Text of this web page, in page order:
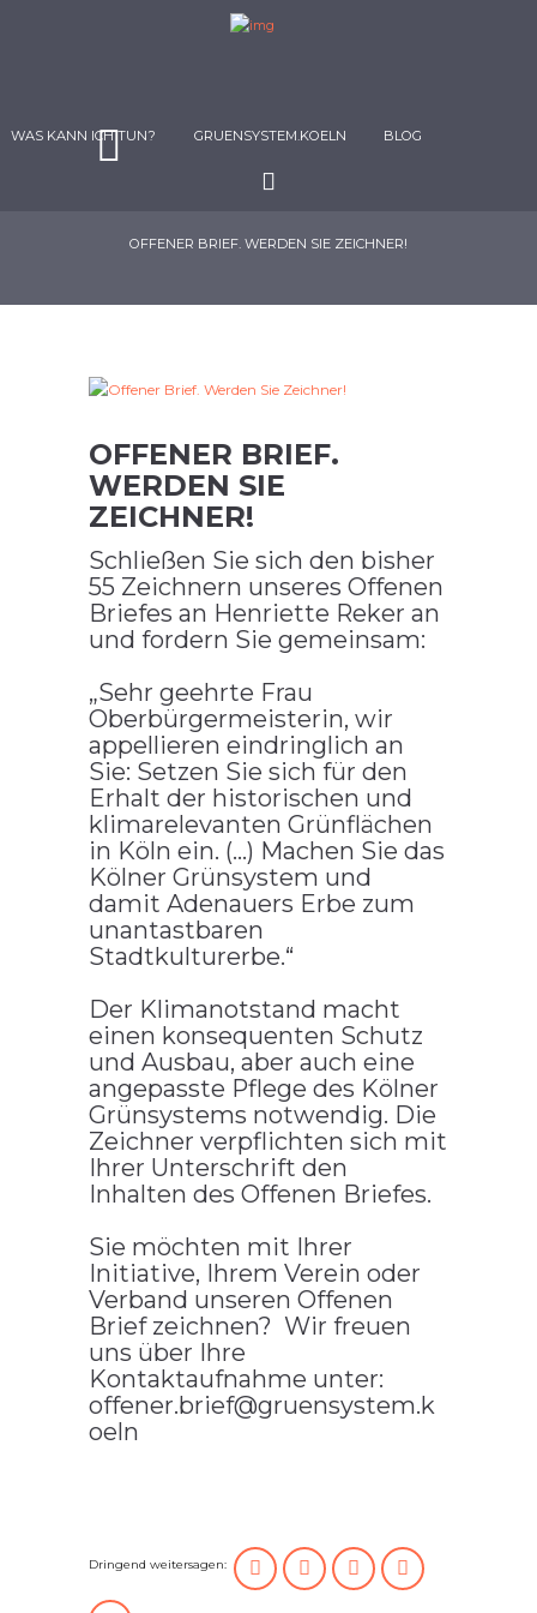
WAS KANN ICH TUN? GRUENSYSTEM.KOELN BLOG
OFFENER BRIEF. WERDEN SIE ZEICHNER!
OFFENER BRIEF.
WERDEN SIE
ZEICHNER!
Schließen Sie sich den bisher
55 Zeichnern unseres Offenen
Briefes an Henriette Reker an
und fordern Sie gemeinsam:
„Sehr geehrte Frau
Oberbürgermeisterin, wir
appellieren eindringlich an
Sie: Setzen Sie sich für den
Erhalt der historischen und
klimarelevanten Grünflächen
in Köln ein. (…) Machen Sie das
Kölner Grünsystem und
damit Adenauers Erbe zum
unantastbaren
Stadtkulturerbe.“
Der Klimanotstand macht
einen konsequenten Schutz
und Ausbau, aber auch eine
angepasste Pflege des Kölner
Grünsystems notwendig. Die
Zeichner verpflichten sich mit
Ihrer Unterschrift den
Inhalten des Offenen Briefes.
Sie möchten mit Ihrer
Initiative, Ihrem Verein oder
Verband unseren Offenen
Brief zeichnen? Wir freuen
uns über Ihre
Kontaktaufnahme unter:
offener.brief@gruensystem.k
oeln
Dringend weitersagen: